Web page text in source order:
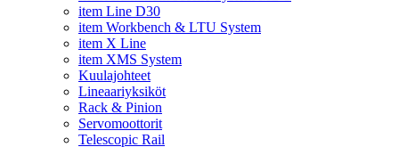
item Line D30
item Workbench & LTU System
item X Line
item XMS System
Kuulajohteet
Lineaariyksiköt
Rack & Pinion
Servomoottorit
Telescopic Rail